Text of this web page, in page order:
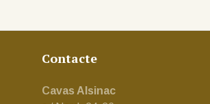
Contacte
Cavas Alsinac